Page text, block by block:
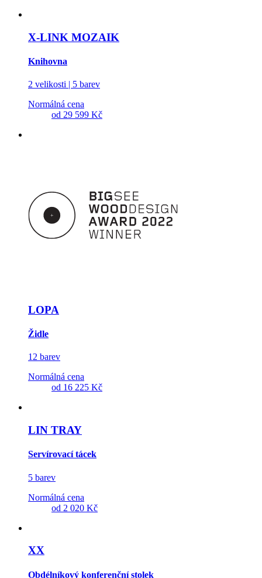
X-LINK MOZAIK
Knihovna
2 velikosti | 5 barev
Normálná cena
od 29 599 Kč
LOPA
Židle
12 barev
Normálná cena
od 16 225 Kč
LIN TRAY
Servírovací tácek
5 barev
Normálná cena
od 2 020 Kč
XX
Obdélníkový konferenční stolek